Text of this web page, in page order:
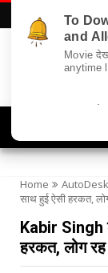
Home AutoDesk
साथ हुई ऐसी हरकत,
Kabir Singh
हरकत, लोग रह
To
and
Movie
anytime